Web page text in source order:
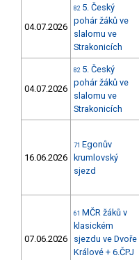
04.07.2026
82 5. Český
pohár žáků ve
slalomu ve
Strakonicích
04.07.2026
82 5. Český
pohár žáků ve
slalomu ve
Strakonicích
16.06.2026
71 Egonův
krumlovský
sjezd
07.06.2026
61 MČR žáků v
klasickém
sjezdu ve Dvoře
Králové + 6.ČPJ